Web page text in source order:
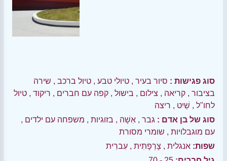
סוג פגישות : סיור בעיר , טיולי טבע , טיול ברכב , שירה
בציבור , קריאה , צילום , בישול , קפה עם חברים , ריקוד , טיול
לחו"ל , שַׁיִט , ריצה
סוג של בן אדם : גבר , אִשָׁה , בזוגיות , משפחה עם ילדים ,
עם מוגבלויות , שומרי מסורת
שפות: אנגלית , צָרְפָתִית , עִברִית